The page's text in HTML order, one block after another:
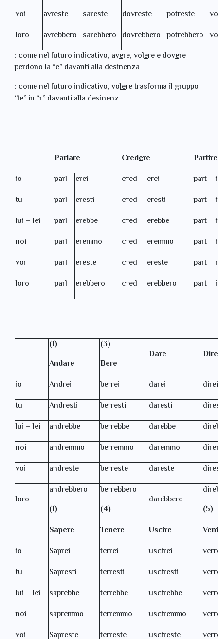
voi
avreste sareste dovreste potreste
loro
avrebbero sarebbero dovrebbero potrebbero
: come nel futuro indicativo, avere, volere e dovere
perdono la “e” davanti alla desinenza
: come nel futuro indicativo, volere trasforma il gruppo
“le” in “r” davanti alla desinenz
Parlare Credere
Partire
io
parl erei cred erei part
tu
parl eresti cred eresti part
lui – lei
parl erebbe cred erebbe part
noi
parl eremmo cred eremmo part
voi
parl ereste cred ereste part
loro
parl erebbero cred erebbero part
(1)
Andare
(3)
Bere
Dare Dire
io Andrei berrei darei
direi
tu
Andresti berresti daresti
lui – lei
andrebbe berrebbe darebbe
noi
andremmo berremmo daremmo
voi
andreste berreste dareste
loro
andrebbero
(1)
berrebbero
(4)
darebbero
(5)
Sapere
Tenere Uscire
io
Saprei terrei uscirei
tu
Sapresti terresti usciresti
lui – lei
saprebbe terrebbe uscirebbe
noi
sapremmo terremmo usciremmo
voi
Sapreste terreste uscireste